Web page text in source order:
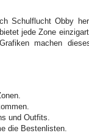
Schulflucht Obby
jede Zone
machen
und Outfits.
die Bestenlisten.